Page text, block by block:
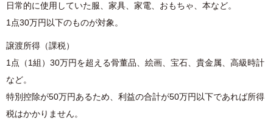
日常的に使用していた服、家具、家電、おもちゃ、本など。
1点30万円以下のものが対象。
譲渡所得（課税）
1点（1組）30万円を超える骨董品、絵画、宝石、貴金属、高級時計
など。
特別控除が50万円あるため、利益の合計が50万円以下であれば所得
税はかかりません。